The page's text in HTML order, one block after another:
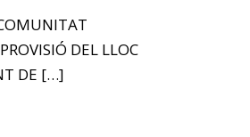
DEL LLOC
DE […]